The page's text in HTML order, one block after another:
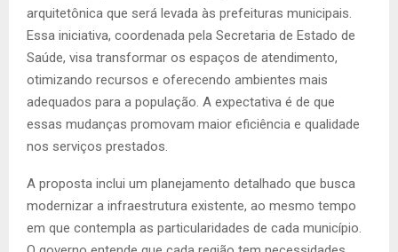
arquitetônica que será levada às prefeituras municipais.
Essa iniciativa, coordenada pela Secretaria de Estado de
Saúde, visa transformar os espaços de atendimento,
otimizando recursos e oferecendo ambientes mais
adequados para a população. A expectativa é de que
essas mudanças promovam maior eficiência e qualidade
nos serviços prestados.
A proposta inclui um planejamento detalhado que busca
modernizar a infraestrutura existente, ao mesmo tempo
em que contempla as particularidades de cada município.